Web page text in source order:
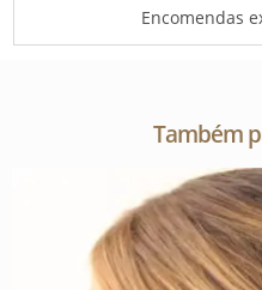
Encomendas
Também